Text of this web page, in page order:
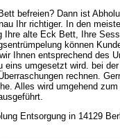
befreien? Dann ist
Ihr richtiger. In den
Ihre alte Eck Bett, Ihre
können
Ihnen entsprechend des
umgesetzt wird. bei
rechnen.
Alles wird umgehend
Entsorgung in 14129